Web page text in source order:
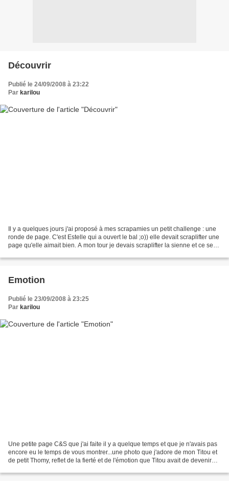
Découvrir
Publié le 24/09/2008 à 23:22
Par karilou
Il y a quelques jours j'ai proposé à mes scrapamies un petit challenge : une
ronde de page. C'est Estelle qui a ouvert le bal ;o)) elle devait scraplifter une
page qu'elle aimait bien. A mon tour je devais scraplifter la sienne et ce sera
Emotion
Publié le 23/09/2008 à 23:25
Par karilou
Une petite page C&S que j'ai faite il y a quelque temps et que je n'avais pas
encore eu le temps de vous montrer...une photo que j'adore de mon Titou et
de petit Thomy, reflet de la fierté et de l'émotion que Titou avait de devenir